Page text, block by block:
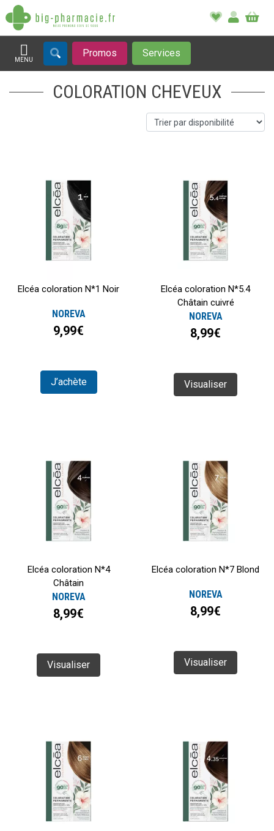
MENU
Afficher la navigation
Promos Services
COLORATION CHEVEUX
Elcéa coloration N*1 Noir
NOREVA
9,99€
J’achète
Elcéa coloration N*5.4
Châtain cuivré
NOREVA
8,99€
Visualiser
Elcéa coloration N*4
Châtain
NOREVA
8,99€
Visualiser
Elcéa coloration N*7 Blond
NOREVA
8,99€
Visualiser